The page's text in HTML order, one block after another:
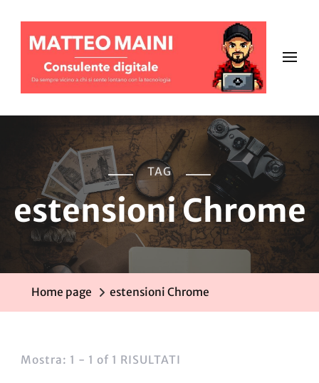
TAG
estensioni Chrome
Home page estensioni Chrome
Mostra: 1 - 1 of 1 RISULTATI